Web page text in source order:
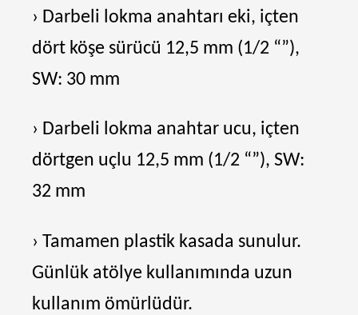
› Darbeli lokma anahtarı eki, içten
dört köşe sürücü 12,5 mm (1/2 “”),
SW: 30 mm
› Darbeli lokma anahtar ucu, içten
dörtgen uçlu 12,5 mm (1/2 “”), SW:
32 mm
› Tamamen plastik kasada sunulur.
Günlük atölye kullanımında uzun
kullanım ömürlüdür.